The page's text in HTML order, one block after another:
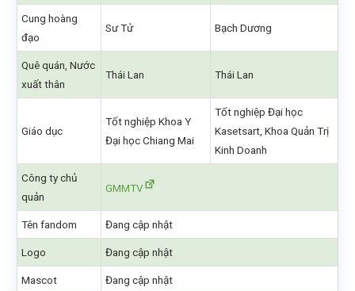
Cung hoàng
đạo
Sư Tử Bạch Dương
Quê quán, Nước
xuất thân
Thái Lan Thái Lan
Giáo dục
Tốt nghiệp Khoa Y
Đại học Chiang Mai
Tốt nghiệp Đại học
Kasetsart, Khoa Quản Trị
Kinh Doanh
Công ty chủ
quản
GMMTV
Tên fandom Đang cập nhật
Logo Đang cập nhật
Mascot Đang cập nhật